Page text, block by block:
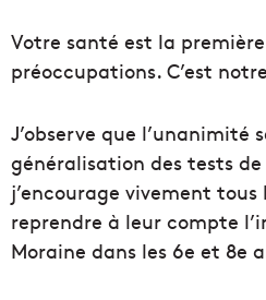
Votre santé est la
préoccupations. C’est
J’observe que
généralisation des tests
j’encourage vivement
reprendre à leur compte
Moraine dans les 6e et 8e